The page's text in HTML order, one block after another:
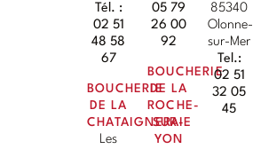
Tél. :
02 51
48 58
67
BOUCHERIE
DE LA
CHATAIGNERAIE
Les
05 79
26 00
92
BOUCHERIE
DE LA
ROCHE-
SUR-
YON
85340
Olonne-
sur-Mer
Tel.:
02 51
32 05
45